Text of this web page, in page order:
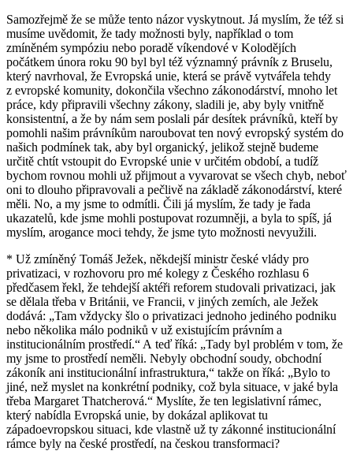
Samozřejmě že se může tento názor vyskytnout. Já myslím, že též si
musíme uvědomit, že tady možnosti byly, například o tom
zmíněném sympóziu nebo poradě víkendové v Kolodějích
počátkem února roku 90 byl byl též významný právník z Bruselu,
který navrhoval, že Evropská unie, která se právě vytvářela tehdy
z evropské komunity, dokončila všechno zákonodárství, mnoho let
práce, kdy připravili všechny zákony, sladili je, aby byly vnitřně
konsistentní, a že by nám sem poslali pár desítek právníků, kteří by
pomohli našim právníkům naroubovat ten nový evropský systém do
našich podmínek tak, aby byl organický, jelikož stejně budeme
určitě chtít vstoupit do Evropské unie v určitém období, a tudíž
bychom rovnou mohli už přijmout a vyvarovat se všech chyb, neboť
oni to dlouho připravovali a pečlivě na základě zákonodárství, které
měli. No, a my jsme to odmítli. Čili já myslím, že tady je řada
ukazatelů, kde jsme mohli postupovat rozumněji, a byla to spíš, já
myslím, arogance moci tehdy, že jsme tyto možnosti nevyužili.
* Už zmíněný Tomáš Ježek, někdejší ministr české vlády pro
privatizaci, v rozhovoru pro mé kolegy z Českého rozhlasu 6
předčasem řekl, že tehdejší aktéři reforem studovali privatizaci, jak
se dělala třeba v Británii, ve Francii, v jiných zemích, ale Ježek
dodává: „Tam vždycky šlo o privatizaci jednoho jediného podniku
nebo několika málo podniků v už existujícím právním a
institucionálním prostředí.“ A teď říká: „Tady byl problém v tom, že
my jsme to prostředí neměli. Nebyly obchodní soudy, obchodní
zákoník ani institucionální infrastruktura,“ takže on říká: „Bylo to
jiné, než myslet na konkrétní podniky, což byla situace, v jaké byla
třeba Margaret Thatcherová.“ Myslíte, že ten legislativní rámec,
který nabídla Evropská unie, by dokázal aplikovat tu
západoevropskou situaci, kde vlastně už ty zákonné institucionální
rámce byly na české prostředí, na českou transformaci?